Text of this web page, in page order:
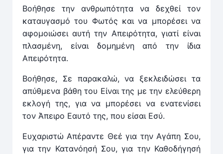
Βοήθησε την ανθρωπότητα να δεχθεί τον
καταυγασμό του Φωτός και να μπορέσει να
αφομοιώσει αυτή την Απειρότητα, γιατί είναι
πλασμένη, είναι δομημένη από την ίδια
Απειρότητα.
Βοήθησε, Σε παρακαλώ, να ξεκλειδώσει τα
απύθμενα βάθη του Είναι της με την ελεύθερη
εκλογή της, για να μπορέσει να ενατενίσει
τον Άπειρο Εαυτό της, που είσαι Εσύ.
Ευχαριστώ Απέραντε Θεέ για την Αγάπη Σου,
για την Κατανόησή Σου, για την Καθοδήγησή